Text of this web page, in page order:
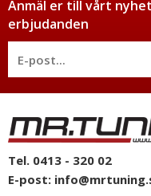
Anmäl er till vårt
erbjudanden
Tel. 0413 - 320 02
E-post: